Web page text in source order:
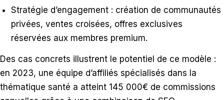
Stratégie d’engagement : création de communautés
privées, ventes croisées, offres exclusives
réservées aux membres premium.
Des cas concrets illustrent le potentiel de ce modèle :
en 2023, une équipe d’affiliés spécialisés dans la
thématique santé a atteint 145 000€ de commissions